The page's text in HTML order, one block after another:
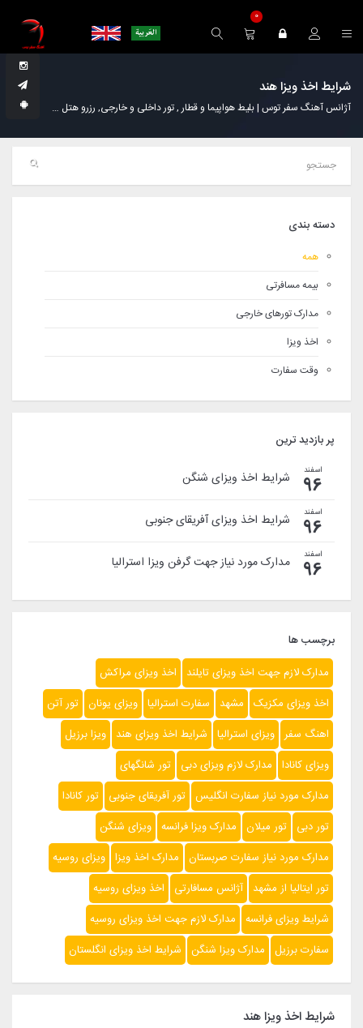
0
شرایط اخذ ویزا هند
آژانس آهنگ سفر توس | بلیط هواپیما و قطار , تور داخلی و خارجی, رزرو هتل خدمات
دسته بندی
همه
بیمه مسافرتی
مدارک تورهای خارجی
اخذ ویزا
وقت سفارت
پر بازدید ترین
اسفند
96 شرایط اخذ ویزای شنگن
اسفند
96 شرایط اخذ ویزای آفریقای جنوبی
اسفند
96 مدارک مورد نیاز جهت گرفن ویزا استرالیا
برچسب ها
مدارک لازم جهت اخذ ویزای تایلند
اخذ ویزای مراکش
اخذ ویزای مکزیک مشهد سفارت استرالیا ویزای یونان تور آتن
اهنگ سفر ویزای استرالیا شرایط اخذ ویزای هند ویزا برزیل
ویزای کانادا مدارک لازم ویزای دبی تور شانگهای
مدارک مورد نیاز سفارت انگلیس تور آفریقای جنوبی تور کانادا
تور دبی تور میلان مدارک ویزا فرانسه ویزای شنگن
مدارک مورد نیاز سفارت صربستان مدارک اخذ ویزا ویزای روسیه
تور ایتالیا از مشهد آژانس مسافارتی
اخذ ویزای روسیه
شرایط ویزای فرانسه مدارک لازم جهت اخذ ویزای روسیه
سفارت برزیل مدارک ویزا شنگن شرایط اخذ ویزای انگلستان
شرایط اخذ ویزا هند